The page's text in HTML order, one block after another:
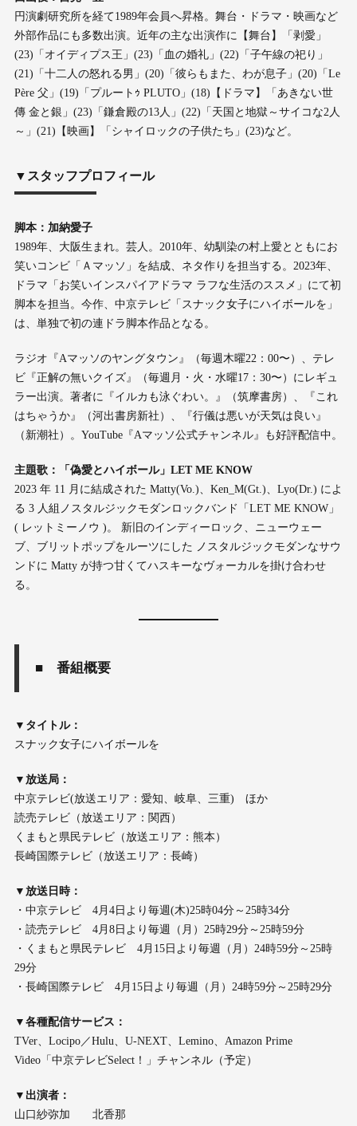
円演劇研究所を経て1989年会員へ昇格。舞台・ドラマ・映画など
外部作品にも多数出演。近年の主な出演作に【舞台】「剥愛」
(23)「オイディプス王」(23)「血の婚礼」(22)「子午線の祀り」
(21)「十二人の怒れる男」(20)「彼らもまた、わが息子」(20)「Le
Père 父」(19)「プルートｩ PLUTO」(18)【ドラマ】「あきない世
傳 金と銀」(23)「鎌倉殿の13人」(22)「天国と地獄～サイコな2人
～」(21)【映画】「シャイロックの子供たち」(23)など。
▼スタッフプロフィール
脚本：加納愛子
1989年、大阪生まれ。芸人。2010年、幼馴染の村上愛とともにお
笑いコンビ「Ａマッソ」を結成、ネタ作りを担当する。2023年、
ドラマ「お笑いインスパイアドラマ ラフな生活のススメ」にて初
脚本を担当。今作、中京テレビ「スナック女子にハイボールを」
は、単独で初の連ドラ脚本作品となる。
ラジオ『Aマッソのヤングタウン』（毎週木曜22：00〜）、テレ
ビ『正解の無いクイズ』（毎週月・火・水曜17：30〜）にレギュ
ラー出演。著者に『イルカも泳ぐわい。』（筑摩書房）、『これ
はちゃうか』（河出書房新社）、『行儀は悪いが天気は良い』
（新潮社）。YouTube『Aマッソ公式チャンネル』も好評配信中。
主題歌：「偽愛とハイボール」LET ME KNOW
2023 年 11 月に結成された Matty(Vo.)、Ken_M(Gt.)、Lyo(Dr.) によ
る 3 人組ノスタルジックモダンロックバンド「LET ME KNOW」
( レットミーノウ )。 新旧のインディーロック、ニューウェー
ブ、ブリットポップをルーツにした ノスタルジックモダンなサウ
ンドに Matty が持つ甘くてハスキーなヴォーカルを掛け合わせ
る。
■ 番組概要
▼タイトル：
スナック女子にハイボールを
▼放送局：
中京テレビ(放送エリア：愛知、岐阜、三重) ほか
読売テレビ（放送エリア：関西）
くまもと県民テレビ（放送エリア：熊本）
長崎国際テレビ（放送エリア：長崎）
▼放送日時：
・中京テレビ 4月4日より毎週(木)25時04分～25時34分
・読売テレビ 4月8日より毎週（月）25時29分～25時59分
・くまもと県民テレビ 4月15日より毎週（月）24時59分～25時
29分
・長崎国際テレビ 4月15日より毎週（月）24時59分～25時29分
▼各種配信サービス：
TVer、Locipo／Hulu、U-NEXT、Lemino、Amazon Prime
Video「中京テレビSelect！」チャンネル（予定）
▼出演者：
山口紗弥加 北香那